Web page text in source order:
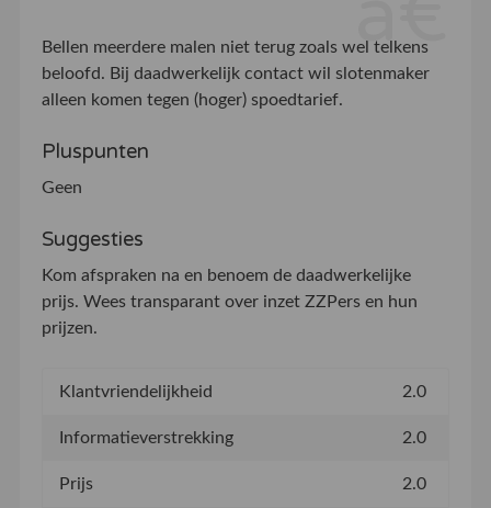
Bellen meerdere malen niet terug zoals wel telkens
beloofd. Bij daadwerkelijk contact wil slotenmaker
alleen komen tegen (hoger) spoedtarief.
Pluspunten
Geen
Suggesties
Kom afspraken na en benoem de daadwerkelijke
prijs. Wees transparant over inzet ZZPers en hun
prijzen.
Klantvriendelijkheid 2.0
Informatieverstrekking 2.0
Prijs 2.0